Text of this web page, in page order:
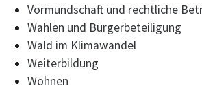
Vormundschaft und rechtliche
Wahlen und Bürgerbeteiligung
Wald im Klimawandel
Weiterbildung
Wohnen